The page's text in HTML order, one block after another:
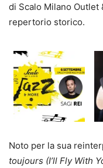
di Scalo Milano
repertorio storico.
Noto per la sua
toujours (I’ll Fly With